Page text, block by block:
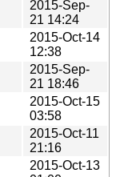
2015-Sep-
21 14:24
2015-Oct-14
12:38
2015-Sep-
21 18:46
2015-Oct-15
03:58
2015-Oct-11
21:16
2015-Oct-13